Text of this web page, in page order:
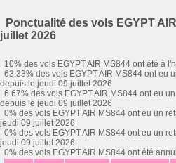
Ponctualité des vols EGYPT
juillet 2026
10% des vols EGYPT AIR MS844 ont été à
63.33% des vols EGYPT AIR MS844 ont eu
depuis le jeudi 09 juillet 2026
6.67% des vols EGYPT AIR MS844 ont eu
depuis le jeudi 09 juillet 2026
0% des vols EGYPT AIR MS844 ont eu un
jeudi 09 juillet 2026
0% des vols EGYPT AIR MS844 ont eu un
jeudi 09 juillet 2026
0% des vols EGYPT AIR MS844 ont été